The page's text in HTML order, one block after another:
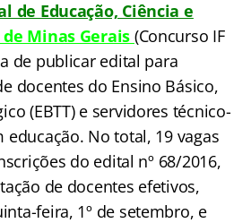
de Educação, Ciência e
de Minas Gerais (Concurso IF
de publicar edital para
docentes do Ensino Básico,
(EBTT) e servidores técnico-
No total, 19 vagas
do edital nº 68/2016,
de docentes efetivos,
feira, 1º de setembro, e